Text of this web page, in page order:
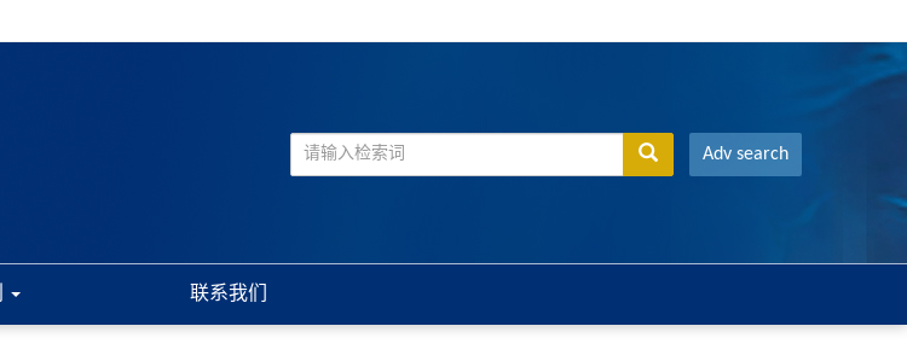
Adv search
联系我们